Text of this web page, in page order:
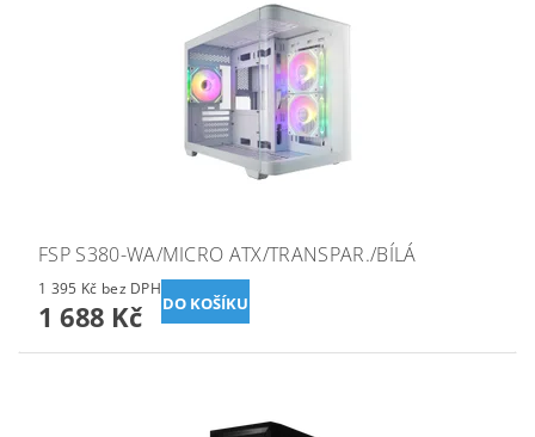
FSP S380-WA/MICRO ATX/TRANSPAR./BÍLÁ
1 395 Kč bez DPH
1 688 Kč